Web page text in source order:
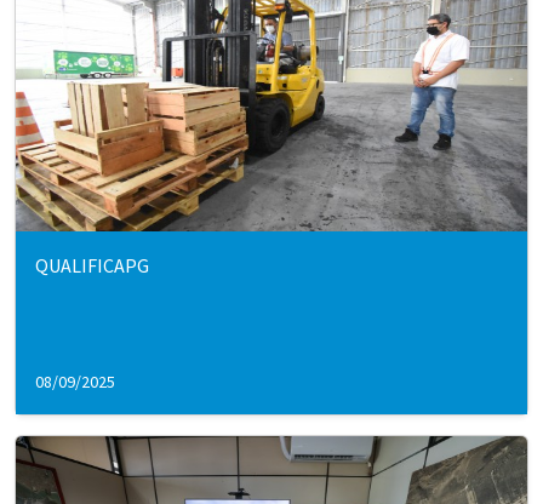
QUALIFICAPG
08/09/2025